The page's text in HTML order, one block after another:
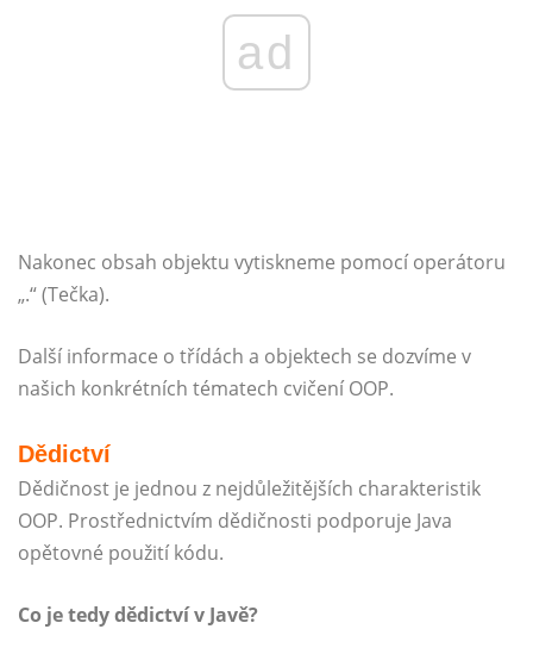
ad
Nakonec obsah objektu vytiskneme pomocí operátoru
„.“ (Tečka).
Další informace o třídách a objektech se dozvíme v
našich konkrétních tématech cvičení OOP.
Dědictví
Dědičnost je jednou z nejdůležitějších charakteristik
OOP. Prostřednictvím dědičnosti podporuje Java
opětovné použití kódu.
Co je tedy dědictví v Javě?